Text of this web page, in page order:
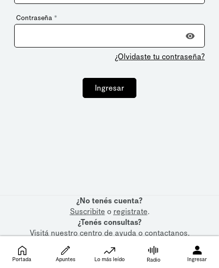
Contraseña *
¿Olvidaste tu contraseña?
Ingresar
¿No tenés cuenta?
Suscribite o registrate.
¿Tenés consultas?
Visitá nuestrocentro de ayudaocontactanos.
Portada Apuntes Lo más leído Radio Ingresar